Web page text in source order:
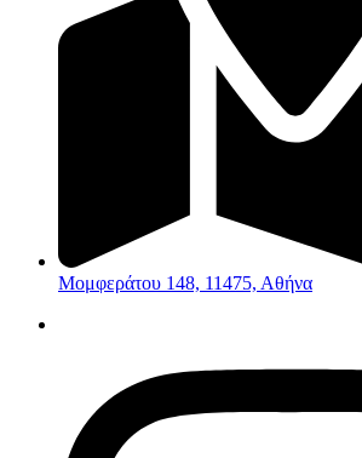
Μομφεράτου 148, 11475, Αθήνα